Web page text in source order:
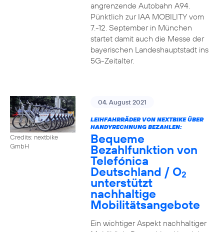
angrenzende Autobahn A94.
Pünktlich zur IAA MOBILITY vom
7.-12. September in München
startet damit auch die Messe der
bayerischen Landeshauptstadt ins
5G-Zeitalter.
Credits: nextbike
GmbH
04. August 2021
LEIHFAHRRÄDER VON NEXTBIKE ÜBER
HANDYRECHNUNG BEZAHLEN:
Bequeme
Bezahlfunktion von
Telefónica
Deutschland / O2
unterstützt
nachhaltige
Mobilitätsangebote
Ein wichtiger Aspekt nachhaltiger